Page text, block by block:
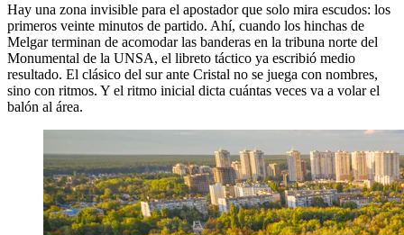
Hay una zona invisible para el apostador que solo mira escudos: los
primeros veinte minutos de partido. Ahí, cuando los hinchas de
Melgar terminan de acomodar las banderas en la tribuna norte del
Monumental de la UNSA, el libreto táctico ya escribió medio
resultado. El clásico del sur ante Cristal no se juega con nombres,
sino con ritmos. Y el ritmo inicial dicta cuántas veces va a volar el
balón al área.